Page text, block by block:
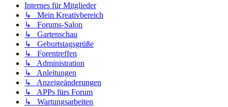
Internes für Mitglieder
↳ Mein Kreativbereich
↳ Forums-Salon
↳ Gartenschau
↳ Geburtstagsgrüße
↳ Forentreffen
↳ Administration
↳ Anleitungen
↳ Anzeigeänderungen
↳ APPs fürs Forum
↳ Wartungsarbeiten